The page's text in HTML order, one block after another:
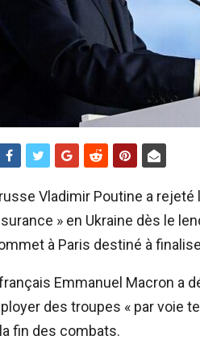
Vladimir Poutine a
» en Ukraine dès le
à Paris destiné à
Emmanuel Macron a
des troupes « par voie
fin des combats.